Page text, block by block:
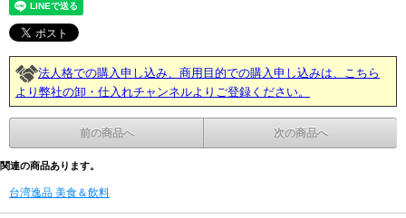
法人格での購入申し込み、商用目的での購入申し込みは、こちら
より弊社の卸・仕入れチャンネルよりご登録ください。
前の商品へ 次の商品へ
関連の商品あります。
台湾逸品 美食＆飲料